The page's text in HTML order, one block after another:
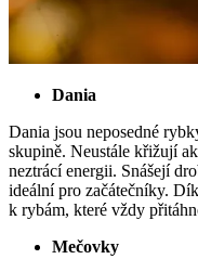
Dania
Dania jsou neposedné
skupině. Neustále křižují
neztrácí energii. Snášejí
ideální pro začátečníky.
k rybám, které vždy
Mečovky